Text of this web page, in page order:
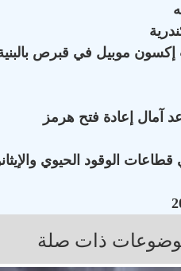
إكسون موبيل في قبرص
آمال إعادة فتح هرمز
الوقود الحيوي
ذات صلة